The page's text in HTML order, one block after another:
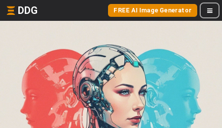
DDG FREE AI Image Generator